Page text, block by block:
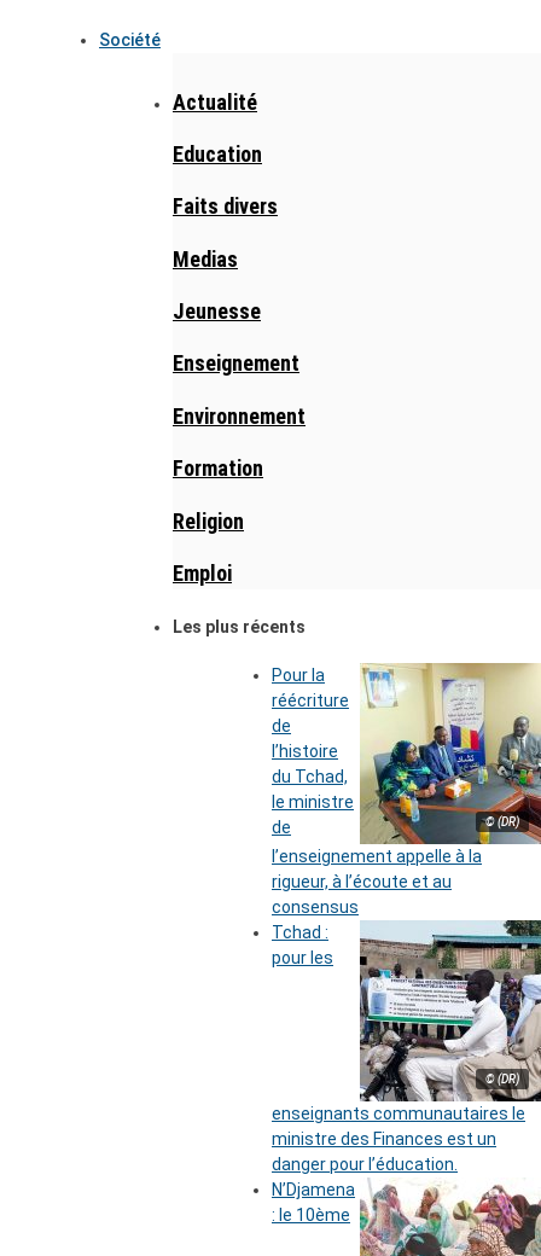
Société
Actualité
Education
Faits divers
Medias
Jeunesse
Enseignement
Environnement
Formation
Religion
Emploi
Les plus récents
© (DR)
Pour la
réécriture
de
l’histoire
du Tchad,
le ministre
de
l’enseignement appelle à la
rigueur, à l’écoute et au
consensus
© (DR)
Tchad :
pour les
enseignants communautaires le
ministre des Finances est un
danger pour l’éducation.
N’Djamena
: le 10ème